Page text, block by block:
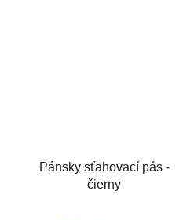
Pánsky sťahovací pás -
čierny